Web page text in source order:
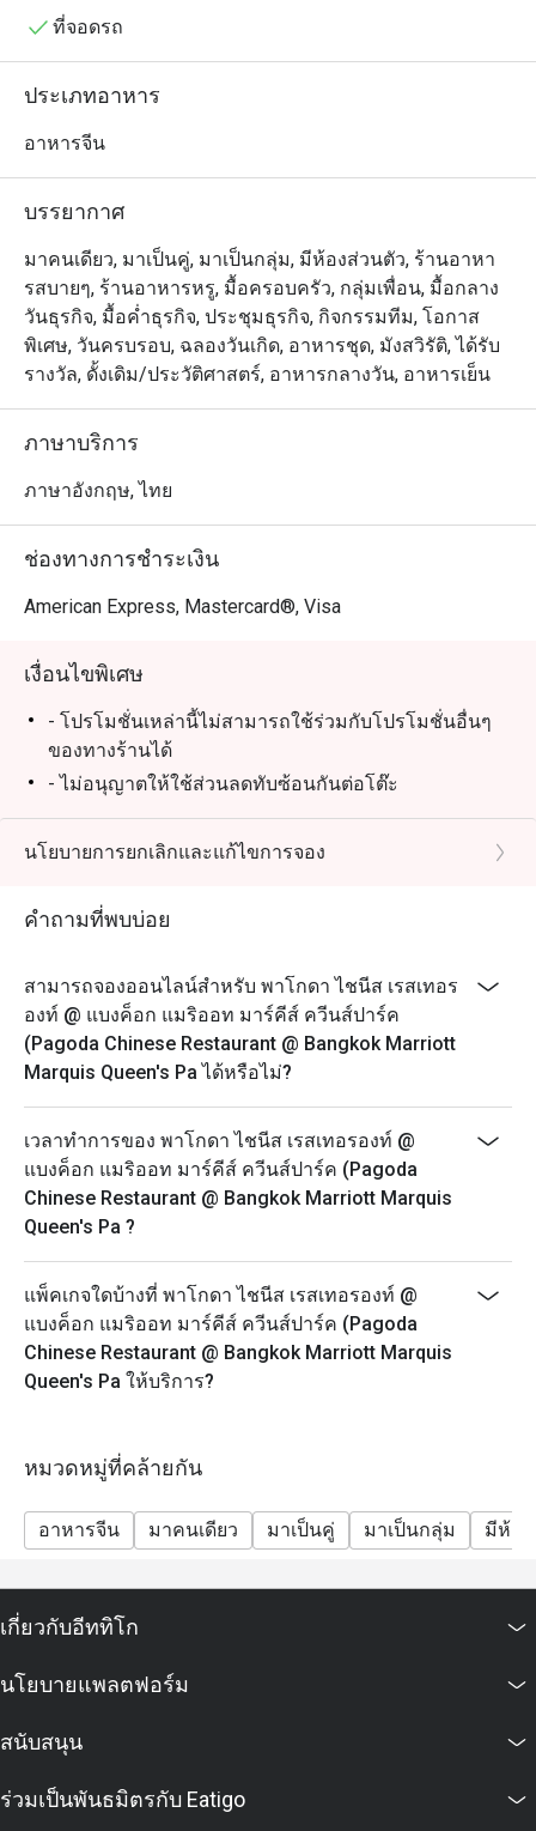
หวัง เมนูของที่นี่ดูแลโดยทีมเชฟมากประสบการณ์ชาวจีน
จนถึงเป็ดปักกิ่งและอีกสารพัดจานซิกเนเจอร์สไตล์กวางตุ้ง
ขอทาน ซึ่งเป็นไก่ทั้งตัวหมักเครื่องเทศยัดไส้ในหมั่นโถวและ
ที่จอดรถ
ประเภทอาหาร
อาหารจีน
บรรยากาศ
มาคนเดียว, มาเป็นคู่, มาเป็นกลุ่ม, มีห้องส่วนตัว, ร้านอาหา
รสบายๆ, ร้านอาหารหรู, มื้อครอบครัว, กลุ่มเพื่อน, มื้อกลาง
วันธุรกิจ, มื้อค่ำธุรกิจ, ประชุมธุรกิจ, กิจกรรมทีม, โอกาส
พิเศษ, วันครบรอบ, ฉลองวันเกิด, อาหารชุด, มังสวิรัติ, ได้รับ
รางวัล, ดั้งเดิม/ประวัติศาสตร์, อาหารกลางวัน, อาหารเย็น
ภาษาบริการ
ภาษาอังกฤษ, ไทย
ช่องทางการชำระเงิน
American Express, Mastercard®, Visa
เงื่อนไขพิเศษ
- โปรโมชั่นเหล่านี้ไม่สามารถใช้ร่วมกับโปรโมชั่นอื่นๆ
ของทางร้านได้
- ไม่อนุญาตให้ใช้ส่วนลดทับซ้อนกันต่อโต๊ะ
- โปรดมาถึงตรงเวลาเพื่อรับส่วนลดและที่นั่ง การจองของ
คุณจะถือว่าไม่สามารถใช้ได้หากคุณมาถึงก่อนเวลาหรือ
วันจันทร์ – อาทิตย์
17:30 – 21:30 น. – อาหารค่ำ* (รับออเดอร์สุดท้าย 21.30
น.)
นโยบายการยกเลิกและแก้ไขการจอง
คำถามที่พบบ่อย
สามารถจองออนไลน์สำหรับ พาโกดา ไชนีส เรสเทอร
องท์ @ แบงค็อก แมริออท มาร์คีส์ ควีนส์ปาร์ค
(Pagoda Chinese Restaurant @ Bangkok Marriott
Marquis Queen's Pa ได้หรือไม่?
เวลาทำการของ พาโกดา ไชนีส เรสเทอรองท์ @
แบงค็อก แมริออท มาร์คีส์ ควีนส์ปาร์ค (Pagoda
Chinese Restaurant @ Bangkok Marriott Marquis
Queen's Pa ?
แพ็คเกจใดบ้างที่ พาโกดา ไชนีส เรสเทอรองท์ @
แบงค็อก แมริออท มาร์คีส์ ควีนส์ปาร์ค (Pagoda
Chinese Restaurant @ Bangkok Marriott Marquis
Queen's Pa ให้บริการ?
หมวดหมู่ที่คล้ายกัน
อาหารจีน มาคนเดียว มาเป็นคู่ มาเป็นกลุ่ม มีห้อ
เกี่ยวกับอีททิโก
นโยบายแพลตฟอร์ม
สนับสนุน
ร่วมเป็นพันธมิตรกับ Eatigo